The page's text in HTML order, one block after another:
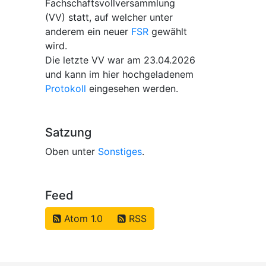
Fachschaftsvollversammlung
(VV) statt, auf welcher unter
anderem ein neuer FSR gewählt
wird.
Die letzte VV war am 23.04.2026
und kann im hier hochgeladenem
Protokoll eingesehen werden.
Satzung
Oben unter Sonstiges.
Feed
Atom 1.0 RSS